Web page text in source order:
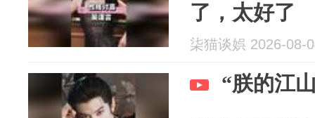
了，太好了
柒猫谈娯 2026-08-
“朕的江